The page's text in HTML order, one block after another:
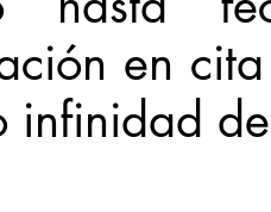
en
infinidad